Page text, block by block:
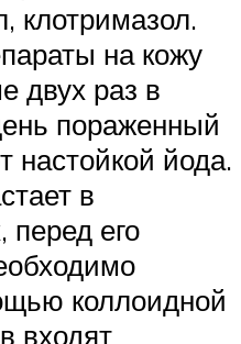
клотримазол.
на кожу
двух раз в
пораженный
настойкой йода.
в
перед его
коллоидной
входят